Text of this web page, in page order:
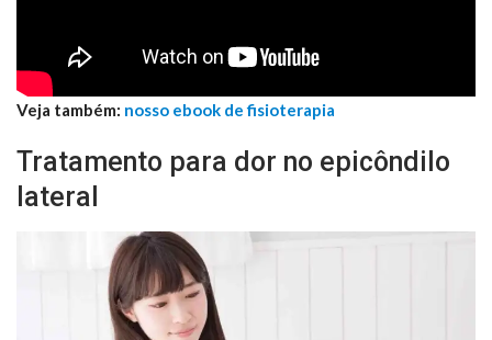
Veja também: nosso ebook de fisioterapia
Tratamento para dor no epicôndilo
lateral